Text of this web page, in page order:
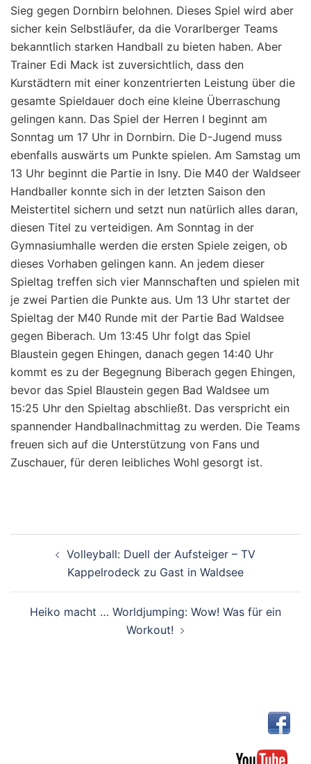
Sieg gegen Dornbirn belohnen. Dieses Spiel wird aber
sicher kein Selbstläufer, da die Vorarlberger Teams
bekanntlich starken Handball zu bieten haben. Aber
Trainer Edi Mack ist zuversichtlich, dass den
Kurstädtern mit einer konzentrierten Leistung über die
gesamte Spieldauer doch eine kleine Überraschung
gelingen kann. Das Spiel der Herren I beginnt am
Sonntag um 17 Uhr in Dornbirn. Die D-Jugend muss
ebenfalls auswärts um Punkte spielen. Am Samstag um
13 Uhr beginnt die Partie in Isny. Die M40 der Waldseer
Handballer konnte sich in der letzten Saison den
Meistertitel sichern und setzt nun natürlich alles daran,
diesen Titel zu verteidigen. Am Sonntag in der
Gymnasiumhalle werden die ersten Spiele zeigen, ob
dieses Vorhaben gelingen kann. An jedem dieser
Spieltag treffen sich vier Mannschaften und spielen mit
je zwei Partien die Punkte aus. Um 13 Uhr startet der
Spieltag der M40 Runde mit der Partie Bad Waldsee
gegen Biberach. Um 13:45 Uhr folgt das Spiel
Blaustein gegen Ehingen, danach gegen 14:40 Uhr
kommt es zu der Begegnung Biberach gegen Ehingen,
bevor das Spiel Blaustein gegen Bad Waldsee um
15:25 Uhr den Spieltag abschließt. Das verspricht ein
spannender Handballnachmittag zu werden. Die Teams
freuen sich auf die Unterstützung von Fans und
Zuschauer, für deren leibliches Wohl gesorgt ist.
Volleyball: Duell der Aufsteiger – TV
Kappelrodeck zu Gast in Waldsee
Heiko macht … Worldjumping: Wow! Was für ein
Workout!